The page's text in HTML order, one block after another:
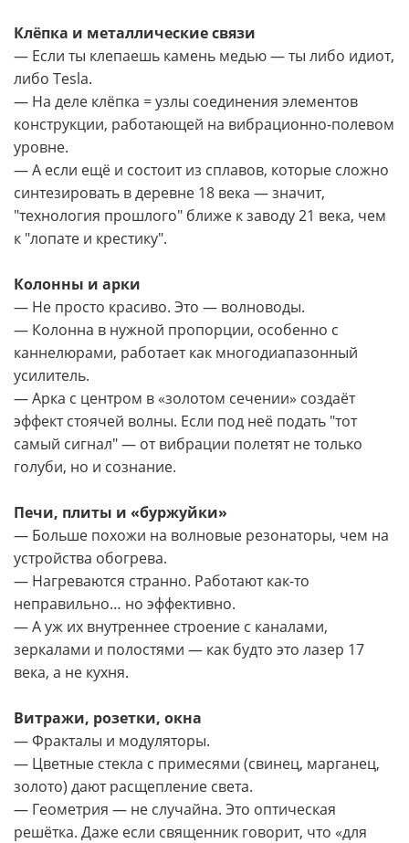
Клёпка и металлические связи
— Если ты клепаешь камень медью — ты либо идиот,
либо Tesla.
— На деле клёпка = узлы соединения элементов
конструкции, работающей на вибрационно-полевом
уровне.
— А если ещё и состоит из сплавов, которые сложно
синтезировать в деревне 18 века — значит,
"технология прошлого" ближе к заводу 21 века, чем
к "лопате и крестику".
Колонны и арки
— Не просто красиво. Это — волноводы.
— Колонна в нужной пропорции, особенно с
каннелюрами, работает как многодиапазонный
усилитель.
— Арка с центром в «золотом сечении» создаёт
эффект стоячей волны. Если под неё подать "тот
самый сигнал" — от вибрации полетят не только
голуби, но и сознание.
Печи, плиты и «буржуйки»
— Больше похожи на волновые резонаторы, чем на
устройства обогрева.
— Нагреваются странно. Работают как-то
неправильно… но эффективно.
— А уж их внутреннее строение с каналами,
зеркалами и полостями — как будто это лазер 17
века, а не кухня.
Витражи, розетки, окна
— Фракталы и модуляторы.
— Цветные стекла с примесями (свинец, марганец,
золото) дают расщепление света.
— Геометрия — не случайна. Это оптическая
решётка. Даже если священник говорит, что «для